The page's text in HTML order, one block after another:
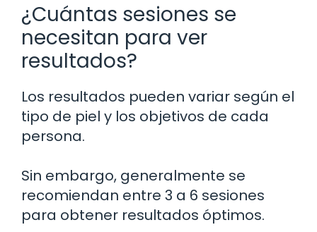
¿Cuántas sesiones se
necesitan para ver
resultados?
Los resultados pueden variar según el
tipo de piel y los objetivos de cada
persona.
Sin embargo, generalmente se
recomiendan entre 3 a 6 sesiones
para obtener resultados óptimos.